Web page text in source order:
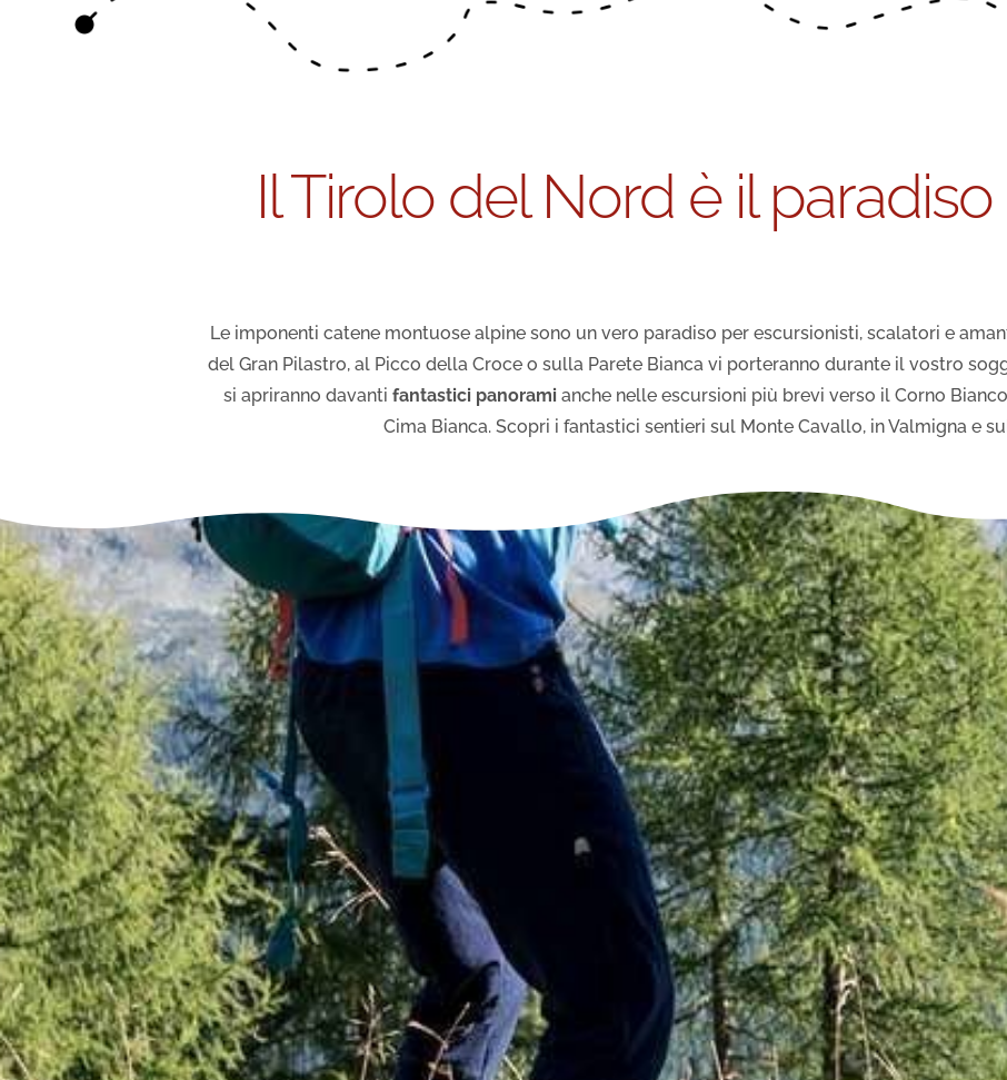
Il Tirolo del Nord è il
Le imponenti catene montuose alpine sono un vero paradiso per escursionisti, scalatori e
del Gran Pilastro, al Picco della Croce o sulla Parete Bianca vi porteranno durante il vostro
si apriranno davanti fantastici panorami anche nelle escursioni più brevi verso il Corno
Cima Bianca. Scopri i fantastici sentieri sul Monte Cavallo, in Valmigna e